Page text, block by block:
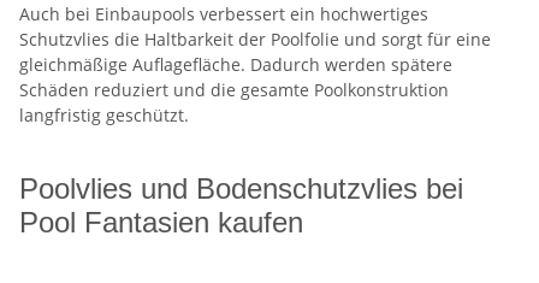
Auch bei Einbaupools verbessert ein hochwertiges
Schutzvlies die Haltbarkeit der Poolfolie und sorgt für eine
gleichmäßige Auflagefläche. Dadurch werden spätere
Schäden reduziert und die gesamte Poolkonstruktion
langfristig geschützt.
Poolvlies und Bodenschutzvlies bei
Pool Fantasien kaufen